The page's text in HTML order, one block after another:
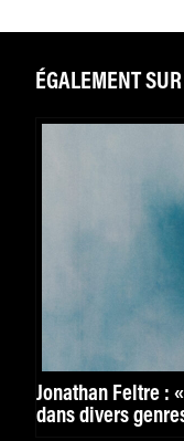
ÉGALEMENT
Jonathan Feltre :
dans divers